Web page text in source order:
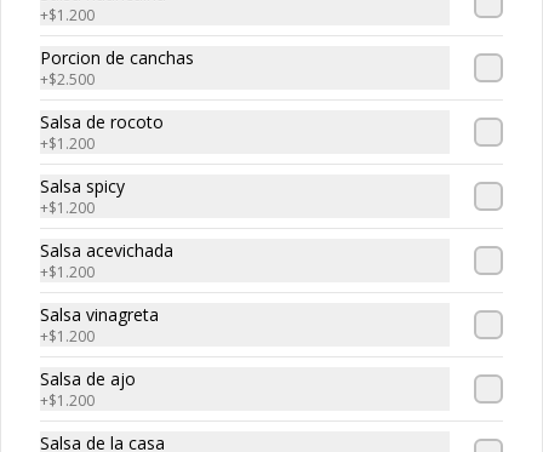
$5.320$7.600
Edo roll
Camaron, salmon, queso crema
$5.530$7.900
-30%
Smoked roll
Salmon ahumado, queso cream,
cebollin
+$1.200
Porcion de canchas
+$2.500
Salsa de rocoto
+$1.200
Salsa spicy
+$1.200
Salsa acevichada
+$1.200
Salsa vinagreta
+$1.200
Salsa de ajo
+$1.200
Salsa de la casa